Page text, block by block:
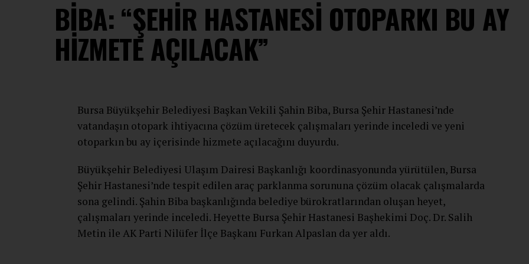
BİBA: “ŞEHİR HASTANESİ OTOPARKI BU AY
HİZMETE AÇILACAK”
Bursa Büyükşehir Belediyesi Başkan Vekili Şahin Biba, Bursa Şehir Hastanesi’nde
vatandaşın otopark ihtiyacına çözüm üretecek çalışmaları yerinde inceledi ve yeni
otoparkın bu ay içerisinde hizmete açılacağını duyurdu.
Büyükşehir Belediyesi Ulaşım Dairesi Başkanlığı koordinasyonunda yürütülen, Bursa
Şehir Hastanesi’nde tespit edilen araç parklanma sorununa çözüm olacak çalışmalarda
sona gelindi. Şahin Biba başkanlığında belediye bürokratlarından oluşan heyet,
çalışmaları yerinde inceledi. Heyette Bursa Şehir Hastanesi Başhekimi Doç. Dr. Salih
Metin ile AK Parti Nilüfer İlçe Başkanı Furkan Alpaslan da yer aldı.